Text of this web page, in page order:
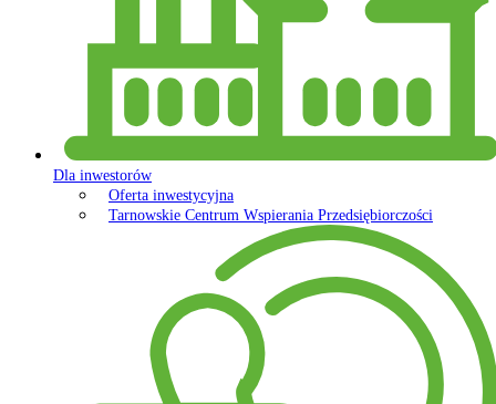
Dla inwestorów
Oferta inwestycyjna
Tarnowskie Centrum Wspierania Przedsiębiorczości